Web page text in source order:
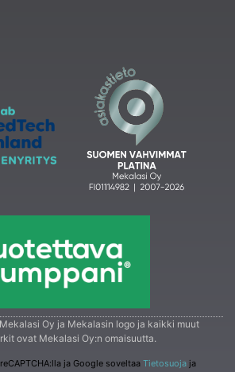
Oy ja Mekalasin logo ja kaikki muut
ovat Mekalasi Oy:n omaisuutta.
ja Google soveltaa Tietosuoja ja